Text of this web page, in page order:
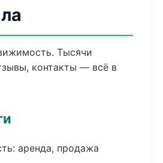
Тысячи
контакты — всё в
аренда, продажа